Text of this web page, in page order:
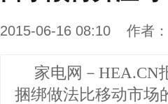
2015-06-16 08:10 作者：
家电网－HEA.CN
捆绑做法比移动市场